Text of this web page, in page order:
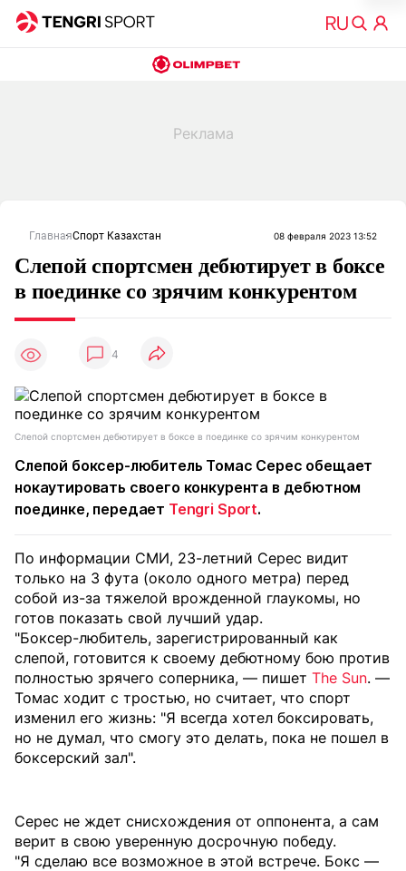
ГлавнаяСпорт Казахстан 08 февраля 2023 13:52
Слепой спортсмен дебютирует в боксе
в поединке со зрячим конкурентом
4
Слепой спортсмен дебютирует в боксе в поединке со зрячим конкурентом
Слепой боксер-любитель Томас Серес обещает
нокаутировать своего конкурента в дебютном
поединке, передает Tengri Sport.
По информации СМИ, 23-летний Серес видит
только на 3 фута (около одного метра) перед
собой из-за тяжелой врожденной глаукомы, но
готов показать свой лучший удар.
"Боксер-любитель, зарегистрированный как
слепой, готовится к своему дебютному бою против
полностью зрячего соперника, — пишет The Sun. —
Томас ходит с тростью, но считает, что спорт
изменил его жизнь: "Я всегда хотел боксировать,
но не думал, что смогу это делать, пока не пошел в
боксерский зал".
Серес не ждет снисхождения от оппонента, а сам
верит в свою уверенную досрочную победу.
"Я сделаю все возможное в этой встрече. Бокс —